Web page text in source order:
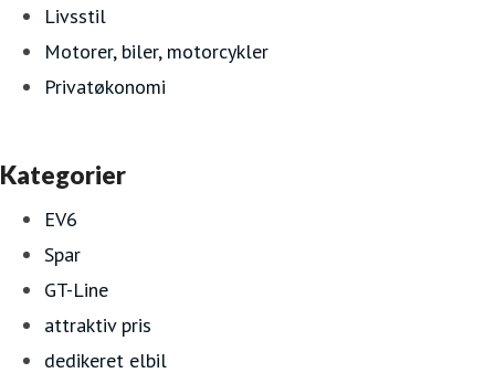
Livsstil
Motorer, biler, motorcykler
Privatøkonomi
Kategorier
EV6
Spar
GT-Line
attraktiv pris
dedikeret elbil